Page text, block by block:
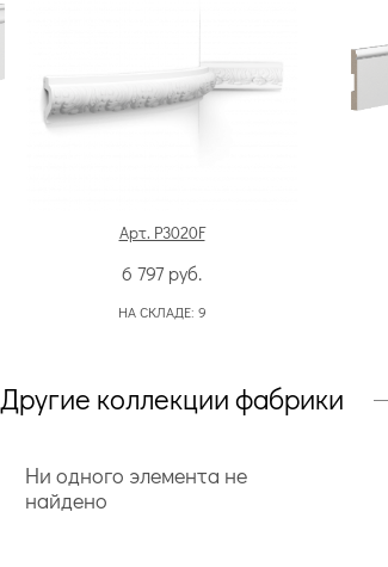
Арт. P3020F
6 797руб.
НА СКЛАДЕ: 9
Другие коллекции фабрики
Ни одного элемента не
найдено